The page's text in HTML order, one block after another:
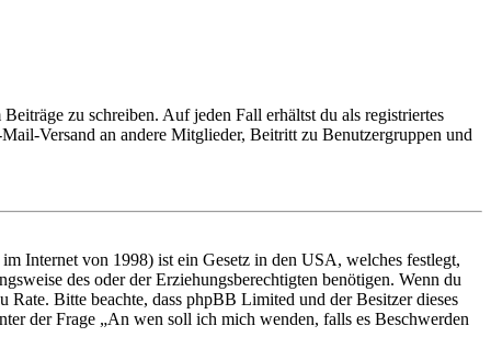
zu schreiben. Auf jeden Fall erhältst du als registriertes
Versand an andere Mitglieder, Beitritt zu Benutzergruppen und
Internet von 1998) ist ein Gesetz in den USA, welches festlegt,
des oder der Erziehungsberechtigten benötigen. Wenn du
Bitte beachte, dass phpBB Limited und der Besitzer dieses
der Frage „An wen soll ich mich wenden, falls es Beschwerden